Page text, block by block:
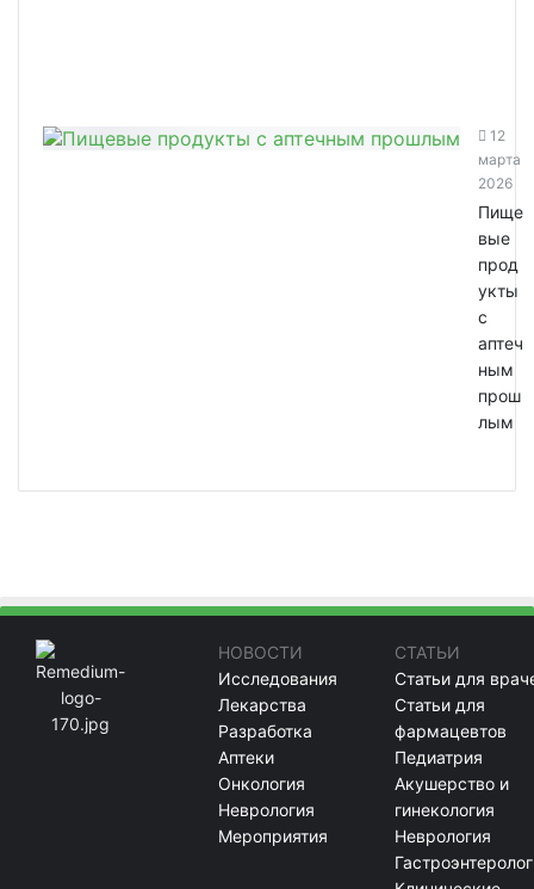
12
марта
2026
Пище
вые
прод
укты
с
аптеч
ным
прош
лым
НОВОСТИ
Исследования
Лекарства
Разработка
Аптеки
Онкология
Неврология
Мероприятия
СТАТЬИ
Статьи для
Статьи для
фармацевтов
Педиатрия
Акушерство и
гинекология
Неврология